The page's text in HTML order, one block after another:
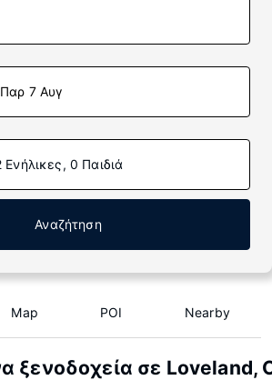
7 Αυγ
0 Παιδιά
Αναζήτηση
Map POI Nearby
ξενοδοχεία σε Loveland,